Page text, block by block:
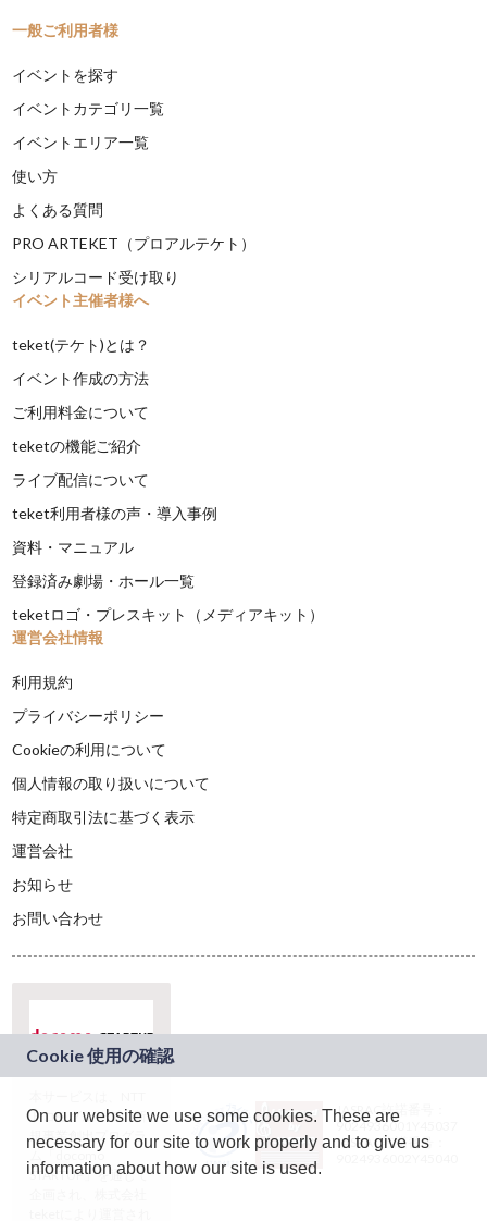
一般ご利用者様
イベントを探す
イベントカテゴリ一覧
イベントエリア一覧
使い方
よくある質問
PRO ARTEKET（プロアルテケト）
シリアルコード受け取り
イベント主催者様へ
teket(テケト)とは？
イベント作成の方法
ご利用料金について
teketの機能ご紹介
ライブ配信について
teket利用者様の声・導入事例
資料・マニュアル
登録済み劇場・ホール一覧
teketロゴ・プレスキット（メディアキット）
運営会社情報
利用規約
プライバシーポリシー
Cookieの利用について
個人情報の取り扱いについて
特定商取引法に基づく表示
運営会社
お知らせ
お問い合わせ
ドコモグループの新
規事業創出プログラ
ム「docomo
STARTUP」を通じて
JASRAC許諾番号：
9024936001Y45037
JASRAC許諾番号：
On our website we use some cookies. These are
necessary for our site to work properly and to give us
information about how our site is used.